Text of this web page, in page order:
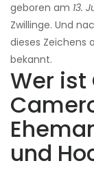
geboren am 13.
Zwillinge. Und
dieses Zeichens
bekannt.
Wer
und